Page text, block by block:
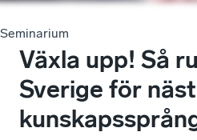
Seminarium
Växla upp! Så
Sverige för